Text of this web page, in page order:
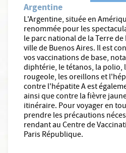
Argentine
L'Argentine, située en
renommée pour les
le parc national de la Terre
ville de Buenos Aires. Il est
vos vaccinations de base,
diphtérie, le tétanos, la polio,
rougeole, les oreillons et
contre l'hépatite A est
ainsi que contre la fièvre
itinéraire. Pour voyager en
prendre les précautions
rendant au Centre de
Paris République.